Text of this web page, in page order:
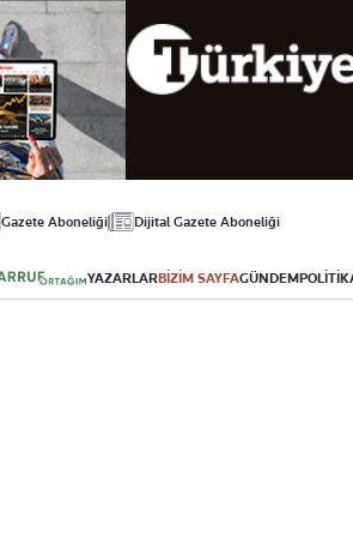
Gazete Aboneliği Dijital Gazete Aboneliği
YAZARLARBİZİM SAYFAGÜNDEM
Ekonomi
Borsa
Altın
Döviz
Hisse Senedi
Kripto Para
T-Otomobil
Futbol
Puan Durumu